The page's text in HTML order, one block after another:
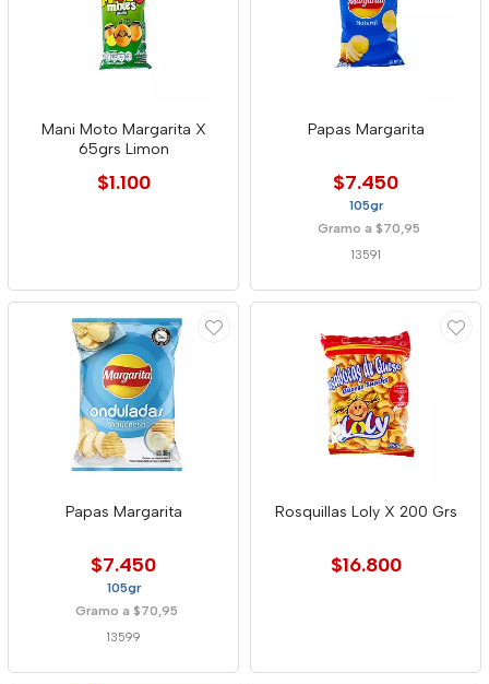
Mani Moto Margarita X
65grs Limon
$1.100
Papas Margarita
$7.450
105gr
Gramo a $70,95
13591
Papas Margarita
$7.450
105gr
Gramo a $70,95
13599
Rosquillas Loly X 200 Grs
$16.800